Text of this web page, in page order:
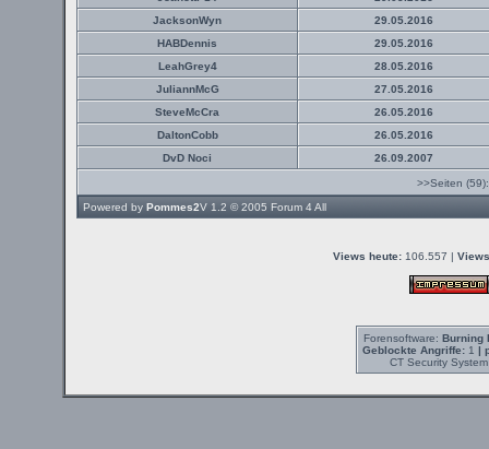
JacksonWyn
29.05.2016
HABDennis
29.05.2016
LeahGrey4
28.05.2016
JuliannMcG
27.05.2016
SteveMcCra
26.05.2016
DaltonCobb
26.05.2016
DvD Noci
26.09.2007
>>Seiten
Powered by Pommes2V 1.2 © 2005 Forum 4 All
Views heute:106.557 |
Forensoftware: Burning
Geblockte Angriffe:1 |
CT Security